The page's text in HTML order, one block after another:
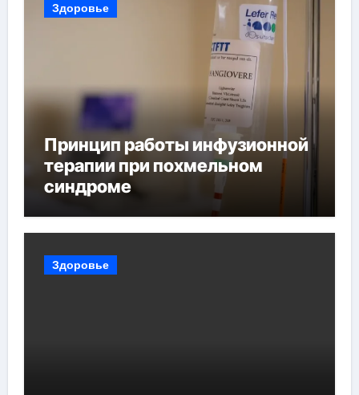
Здоровье
Принцип работы инфузионной
терапии при похмельном
синдроме
Здоровье